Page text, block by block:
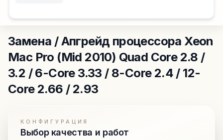
Замена / Апгрейд процессора Xeon
Mac Pro (Mid 2010) Quad Core 2.8 /
3.2 / 6-Core 3.33 / 8-Core 2.4 / 12-
Core 2.66 / 2.93
КОНФИГУРАЦИЯ
Выбор качества и работ